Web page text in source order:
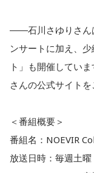
――石川さゆりさん
ンサートに加え、
ト」も開催してい
さんの公式サイト
＜番組概要＞
番組名：NOEVIR
放送日時：毎週土